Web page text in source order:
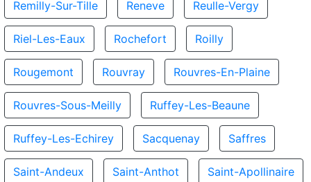
Remilly-Sur-Tille Reneve Reulle-Vergy
Riel-Les-Eaux Rochefort Roilly
Rougemont Rouvray Rouvres-En-Plaine
Rouvres-Sous-Meilly Ruffey-Les-Beaune
Ruffey-Les-Echirey Sacquenay Saffres
Saint-Andeux Saint-Anthot Saint-Apollinaire